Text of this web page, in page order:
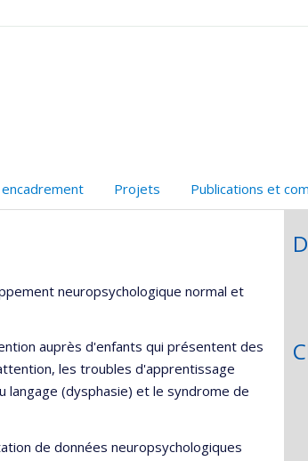
Projets Publications et
neuropsychologique normal et
auprès d'enfants qui présentent des
les troubles d'apprentissage
(dysphasie) et le syndrome de
de données neuropsychologiques